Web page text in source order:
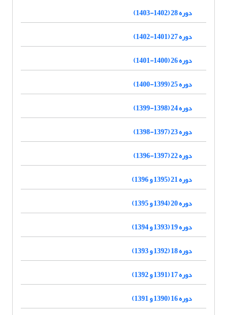
دوره 28 (1402-1403)
دوره 27 (1401-1402)
دوره 26 (1400-1401)
دوره 25 (1399-1400)
دوره 24 (1398-1399)
دوره 23 (1397-1398)
دوره 22 (1397-1396)
دوره 21 (1395 و 1396)
دوره 20 (1394 و 1395)
دوره 19 (1393 و 1394)
دوره 18 (1392 و 1393)
دوره 17 (1391 و 1392)
دوره 16 (1390 و 1391)